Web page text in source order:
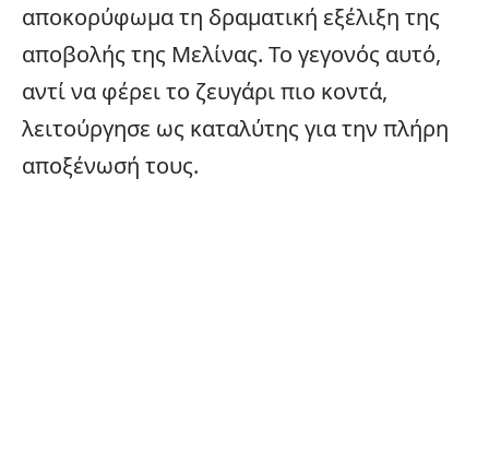
αποκορύφωμα τη δραματική εξέλιξη της
αποβολής της Μελίνας. Το γεγονός αυτό,
αντί να φέρει το ζευγάρι πιο κοντά,
λειτούργησε ως καταλύτης για την πλήρη
αποξένωσή τους.